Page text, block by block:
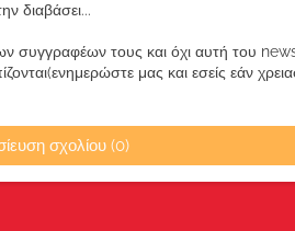
διαβάσει...
τους και όχι αυτή του
μας και εσείς εάν
σχολίου (0)